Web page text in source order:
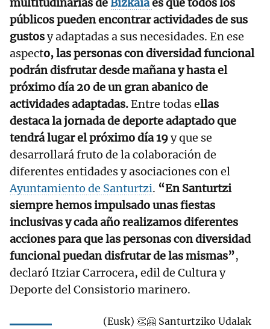
multitudinarias deBizkaiaes que todos los
públicos pueden encontrar actividades de sus
gustosy adaptadas a sus necesidades. En ese
aspecto, las personas con diversidad funcional
podrán disfrutar desde mañana y hasta el
próximo día 20 de un gran abanico de
actividades adaptadas.Entre todas ellas
destaca la jornada de deporte adaptado que
tendrá lugar el próximo día 19y que se
desarrollará fruto de la colaboración de
diferentes entidades y asociaciones con el
Ayuntamiento de Santurtzi. “En Santurtzi
siempre hemos impulsado unas fiestas
inclusivas y cada año realizamos diferentes
acciones para que las personas con diversidad
funcional puedan disfrutar de las mismas”,
declaró Itziar Carrocera, edil de Cultura y
Deporte del Consistorio marinero.
(Eusk) 👏🤗 Santurtziko Udalak